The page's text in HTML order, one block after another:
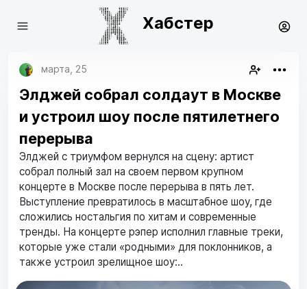
Хабстер
марта, 25
Элджей собрал солдаут в Москве
и устроил шоу после пятилетнего
перерыва
Элджей с триумфом вернулся на сцену: артист
собрал полный зал на своем первом крупном
концерте в Москве после перерыва в пять лет.
Выступление превратилось в масштабное шоу, где
сложились ностальгия по хитам и современные
тренды. На концерте рэпер исполнил главные треки,
которые уже стали «родными» для поклонников, а
также устроил зрелищное шоу:..